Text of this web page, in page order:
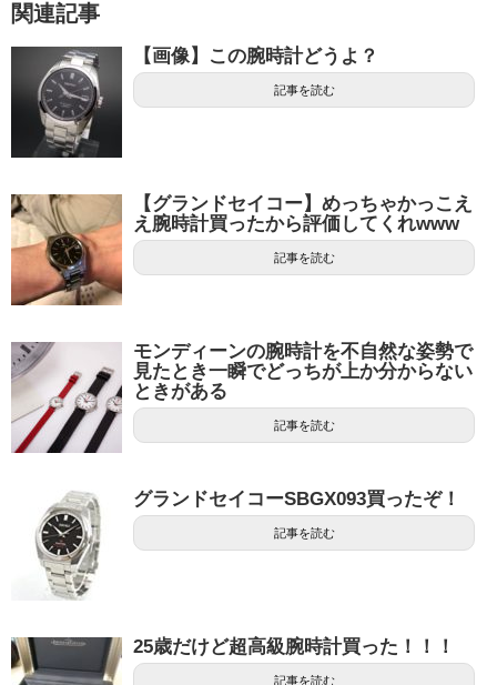
関連記事
【画像】この腕時計どうよ？
記事を読む
【グランドセイコー】めっちゃかっこえ
え腕時計買ったから評価してくれwww
記事を読む
モンディーンの腕時計を不自然な姿勢で
見たとき一瞬でどっちが上か分からない
ときがある
記事を読む
グランドセイコーSBGX093買ったぞ！
記事を読む
25歳だけど超高級腕時計買った！！！
記事を読む